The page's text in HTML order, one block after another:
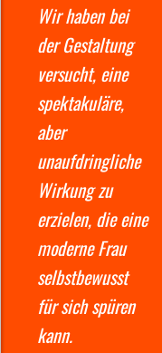
Wir haben bei
der Gestaltung
versucht, eine
spektakuläre,
aber
unaufdringliche
Wirkung zu
erzielen, die eine
moderne Frau
selbstbewusst
für sich spüren
kann.